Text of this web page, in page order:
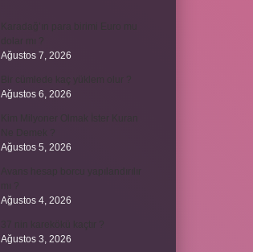
Ağustos 7, 2026
Ağustos 6, 2026
Ağustos 5, 2026
Ağustos 4, 2026
Ağustos 3, 2026